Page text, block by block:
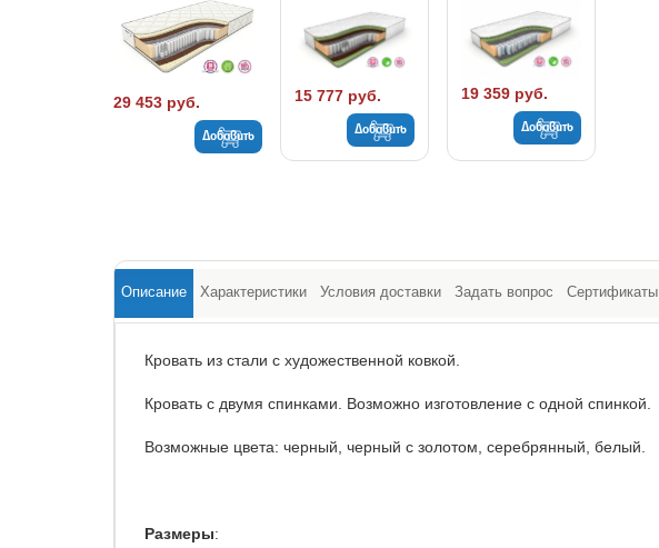
29 453 руб.
Добавить
15 777 руб.
Добавить
19 359 руб.
Добавить
Описание Характеристики Условия доставки Задать вопрос Сертификаты
Кровать из стали с художественной ковкой.
Кровать с двумя спинками. Возможно изготовление с одной спинкой.
Возможные цвета: черный, черный с золотом, серебрянный, белый.
Размеры: